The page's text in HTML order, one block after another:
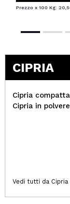
Prezzo x 100 Kg:
CIPRIA
Cipria compatta
Cipria in
Vedi tutti da Cipria